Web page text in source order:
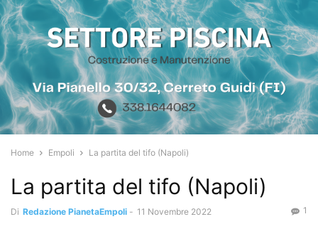
Home Empoli La partita del tifo (Napoli)
La partita del tifo (Napoli)
Di Redazione PianetaEmpoli - 11 Novembre 2022 1